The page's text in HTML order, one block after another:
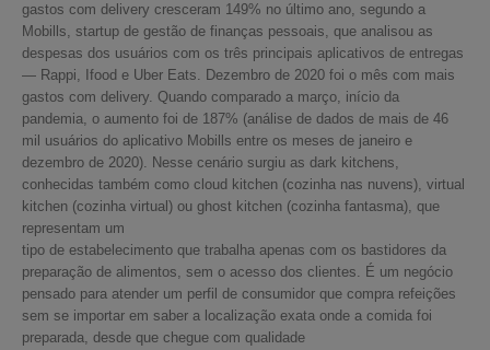
gastos com delivery cresceram 149% no último ano, segundo a
Mobills, startup de gestão de finanças pessoais, que analisou as
despesas dos usuários com os três principais aplicativos de entregas
— Rappi, Ifood e Uber Eats. Dezembro de 2020 foi o mês com mais
gastos com delivery. Quando comparado a março, início da
pandemia, o aumento foi de 187% (análise de dados de mais de 46
mil usuários do aplicativo Mobills entre os meses de janeiro e
dezembro de 2020). Nesse cenário surgiu as dark kitchens,
conhecidas também como cloud kitchen (cozinha nas nuvens), virtual
kitchen (cozinha virtual) ou ghost kitchen (cozinha fantasma), que
representam um
tipo de estabelecimento que trabalha apenas com os bastidores da
preparação de alimentos, sem o acesso dos clientes. É um negócio
pensado para atender um perfil de consumidor que compra refeições
sem se importar em saber a localização exata onde a comida foi
preparada, desde que chegue com qualidade